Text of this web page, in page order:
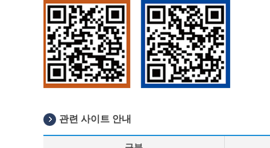
관련 사이트 안내